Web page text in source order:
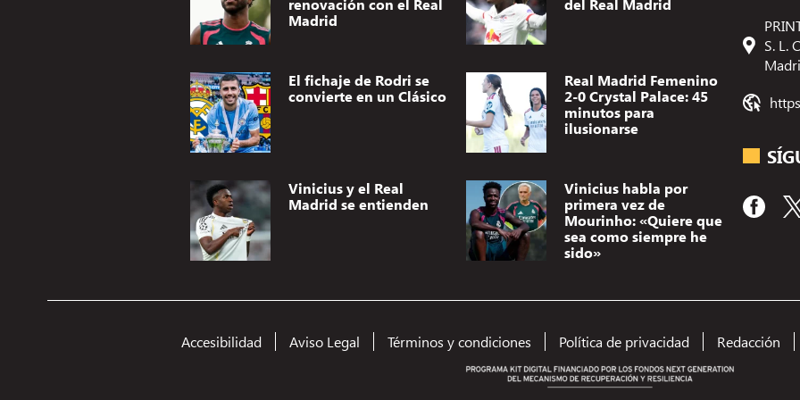
Utilizamos
(no)
como el
renovación con el Real
Madrid
del Real Madrid
El fichaje de Rodri se
convierte en un Clásico
Real Madrid Femenino
2-0 Crystal Palace: 45
minutos para
ilusionarse
Vinicius y el Real
Madrid se entienden
Vinicius habla por
primera vez de
Mourinho: «Quiere que
sea como siempre he
sido»
S. L.
Accesibilidad Aviso Legal Términos y condiciones Política de privacidad Redacción